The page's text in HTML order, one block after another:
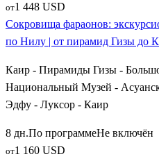
от1 448 USD
Сокровища фараонов:
по Нилу | от пирамид Гизы до
Каир - Пирамиды Гизы -
Национальный Музей -
Эдфу - Луксор - Каир
8 дн.По программеНе включён
от1 160 USD